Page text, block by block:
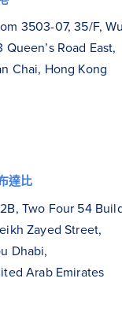
3503-07, 35/F,
Queen’s Road East,
Chai, Hong Kong
達比
Two Four 54
Zayed Street,
Dhabi,
Arab Emirates